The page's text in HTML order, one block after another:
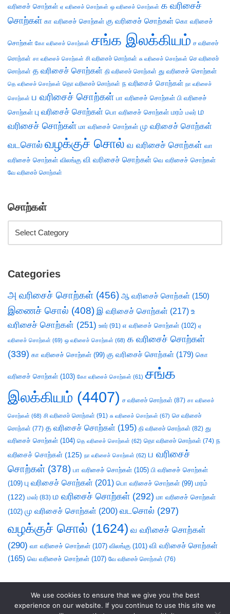
வரிசைச் சொற்கள் ஏ வரிசைச் சொற்கள் ஒ வரிசைச் சொற்கள் க வரிசைச்
சொற்கள் கா வரிசைச் சொற்கள் கு வரிசைச் சொற்கள் கொ வரிசைச்
சொற்கள் கோ வரிசைச் சொற்கள் சங்க இலக்கியம் ச வரிசைச்
சொற்கள் சா வரிசைச் சொற்கள் சி வரிசைச் சொற்கள் சு வரிசைச் சொற்கள் செ வரிசைச்
சொற்கள் த வரிசைச் சொற்கள் தி வரிசைச் சொற்கள் து வரிசைச் சொற்கள்
தெ வரிசைச் சொற்கள் தொ வரிசைச் சொற்கள் ந வரிசைச் சொற்கள் நா வரிசைச்
சொற்கள் ப வரிசைச் சொற்கள் பா வரிசைச் சொற்கள் பி வரிசைச்
சொற்கள் பு வரிசைச் சொற்கள் பொ வரிசைச் சொற்கள் மரம் மலர் ம
வரிசைச் சொற்கள் மா வரிசைச் சொற்கள் மு வரிசைச் சொற்கள்
வடசொல் வழக்குச் சொல் வ வரிசைச் சொற்கள் வா
வரிசைச் சொற்கள் விலங்கு வி வரிசைச் சொற்கள் வெ வரிசைச் சொற்கள்
வே வரிசைச் சொற்கள்
சொற்கள்
Categories
அ வரிசைச் சொற்கள் (456) ஆ வரிசைச் சொற்கள் (150)
இணைச் சொல் (408) இ வரிசைச் சொற்கள் (217) உ
வரிசைச் சொற்கள் (251) ஊர் (91) எ வரிசைச் சொற்கள் (102) ஏ
வரிசைச் சொற்கள் (69) ஒ வரிசைச் சொற்கள் (68) க வரிசைச் சொற்கள்
(339) கா வரிசைச் சொற்கள் (99) கு வரிசைச் சொற்கள் (179) கொ
வரிசைச் சொற்கள் (103) கோ வரிசைச் சொற்கள் (61) சங்க
இலக்கியம் (4407) ச வரிசைச் சொற்கள் (87) சா வரிசைச்
சொற்கள் (68) சி வரிசைச் சொற்கள் (91) சு வரிசைச் சொற்கள் (67) செ வரிசைச்
சொற்கள் (77) த வரிசைச் சொற்கள் (195) தி வரிசைச் சொற்கள் (82) து
வரிசைச் சொற்கள் (104) தெ வரிசைச் சொற்கள் (62) தொ வரிசைச் சொற்கள் (74) ந
வரிசைச் சொற்கள் (125) நா வரிசைச் சொற்கள் (62) ப வரிசைச்
சொற்கள் (378) பா வரிசைச் சொற்கள் (105) பி வரிசைச் சொற்கள்
(109) பு வரிசைச் சொற்கள் (201) பொ வரிசைச் சொற்கள் (99) மரம்
(122) மலர் (83) ம வரிசைச் சொற்கள் (292) மா வரிசைச் சொற்கள்
(102) மு வரிசைச் சொற்கள் (200) வடசொல் (297)
வழக்குச் சொல் (1624) வ வரிசைச் சொற்கள்
(290) வா வரிசைச் சொற்கள் (107) விலங்கு (101) வி வரிசைச் சொற்கள்
(165) வெ வரிசைச் சொற்கள் (107) வே வரிசைச் சொற்கள் (76)
We use cookies to ensure that we give you the best
experience on our website. If you continue to use this site we